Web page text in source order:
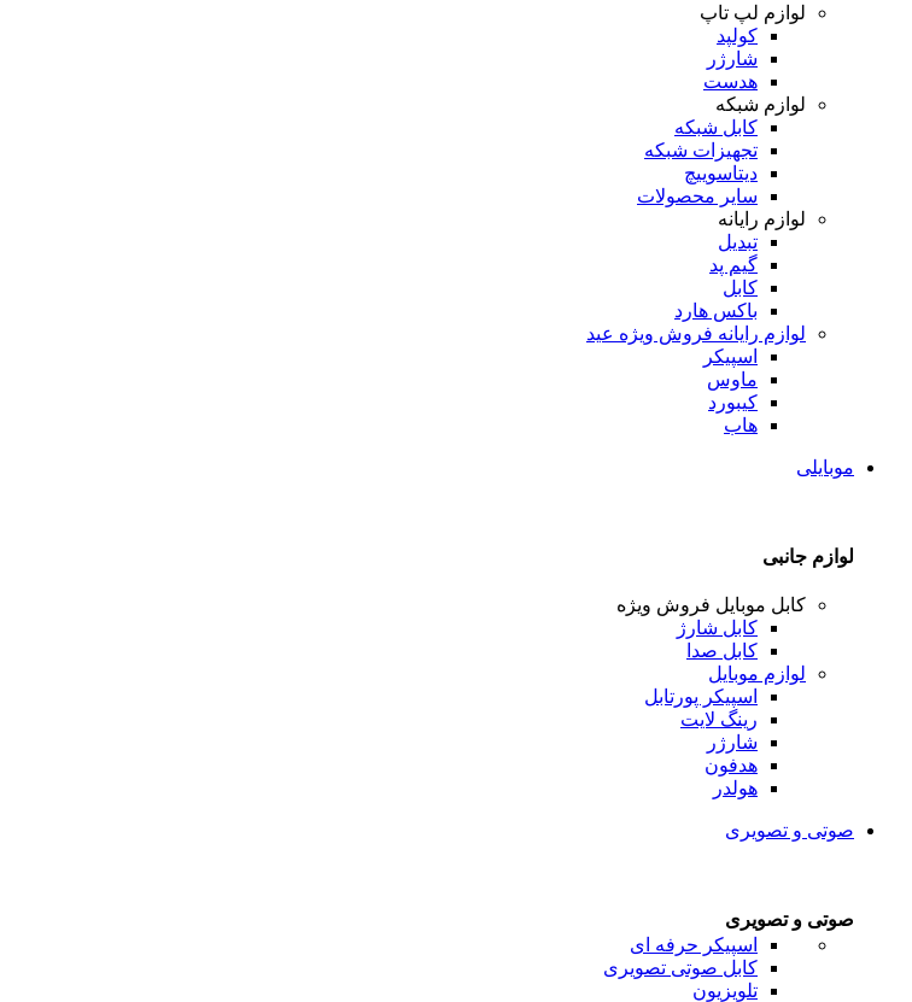
لوازم لپ تاپ
کولپد
شارژر
هدست
لوازم شبکه
کابل شبکه
تجهیزات شبکه
دیتاسوییچ
سایر محصولات
لوازم رایانه
تبدیل
گیم پد
کابل
باکس هارد
لوازم رایانه فروش ویژه عید
اسپیکر
ماوس
کیبورد
هاب
موبایلی
لوازم جانبی
کابل موبایل فروش ویژه
کابل شارژ
کابل صدا
لوازم موبایل
اسپیکر پورتابل
رینگ لایت
شارژر
هدفون
هولدر
صوتی و تصویری
صوتی و تصویری
اسپیکر حرفه ای
کابل صوتی تصویری
تلویزیون